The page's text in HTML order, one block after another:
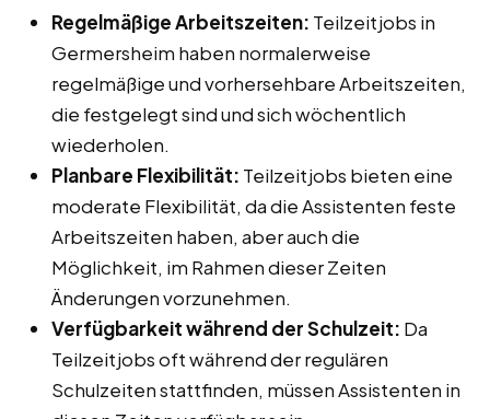
Regelmäßige Arbeitszeiten: Teilzeitjobs in
Germersheim haben normalerweise
regelmäßige und vorhersehbare Arbeitszeiten,
die festgelegt sind und sich wöchentlich
wiederholen.
Planbare Flexibilität: Teilzeitjobs bieten eine
moderate Flexibilität, da die Assistenten feste
Arbeitszeiten haben, aber auch die
Möglichkeit, im Rahmen dieser Zeiten
Änderungen vorzunehmen.
Verfügbarkeit während der Schulzeit: Da
Teilzeitjobs oft während der regulären
Schulzeiten stattfinden, müssen Assistenten in